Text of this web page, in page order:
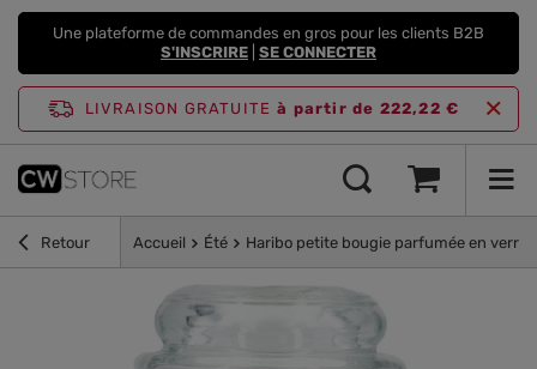
Une plateforme de commandes en gros pour les clients B2B
S'INSCRIRE SE CONNECTER
LIVRAISON GRATUITE à partir de 222,22 €
Retour Accueil Été Haribo petite bougie parfumée en verre